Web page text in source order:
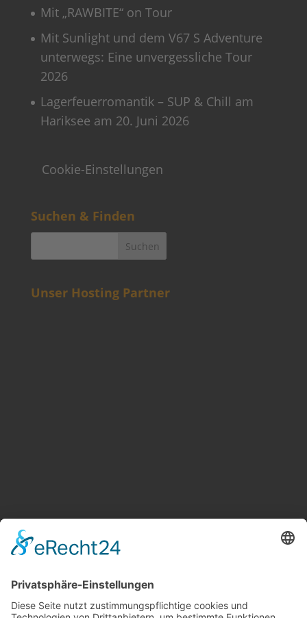
Mit „RAWBITE“ on Tour
Mit Sunlight und dem V67 S Adventure
unterwegs: Eine unvergessliche Tour
2026
Lagerfeuerromantik – SUP & Chill am
Hariksee am 20. Juni 2026
Cookie-Einstellungen
Suchen & Finden
Unser Hosting Partner
Weitere Informationen
Kontakt
Newsletter